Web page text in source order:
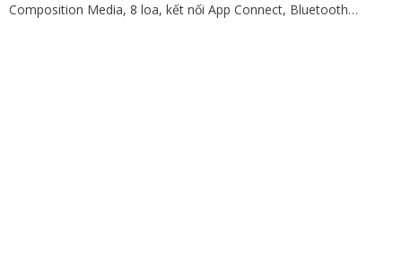
Composition Media, 8 loa, kết nối App Connect, Bluetooth…